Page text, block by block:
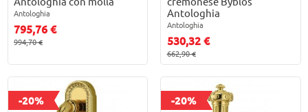
Antologhia
795,76 €
994,70 €
Antologhia
Antologhia
530,32 €
662,90 €
-20% -20%